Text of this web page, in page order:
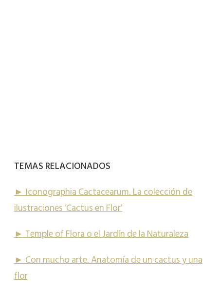
TEMAS RELACIONADOS
► Iconographia Cactacearum. La colección de
ilustraciones ‘Cactus en Flor’
► Temple of Flora o el Jardín de la Naturaleza
► Con mucho arte. Anatomía de un cactus y una
flor